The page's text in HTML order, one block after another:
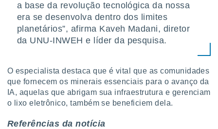
a base da revolução tecnológica da nossa
era se desenvolva dentro dos limites
planetários”, afirma Kaveh Madani, diretor
da UNU-INWEH e líder da pesquisa.
O especialista destaca que é vital que as comunidades
que fornecem os minerais essenciais para o avanço da
IA, aquelas que abrigam sua infraestrutura e gerenciam
o lixo eletrônico, também se beneficiem dela.
Referências da notícia